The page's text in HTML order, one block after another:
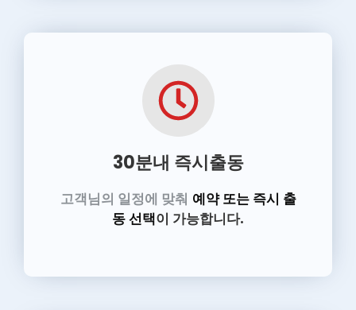
30분내 즉시출동
고객님의 일정에 맞춰 예약 또는 즉시 출
동 선택이 가능합니다.